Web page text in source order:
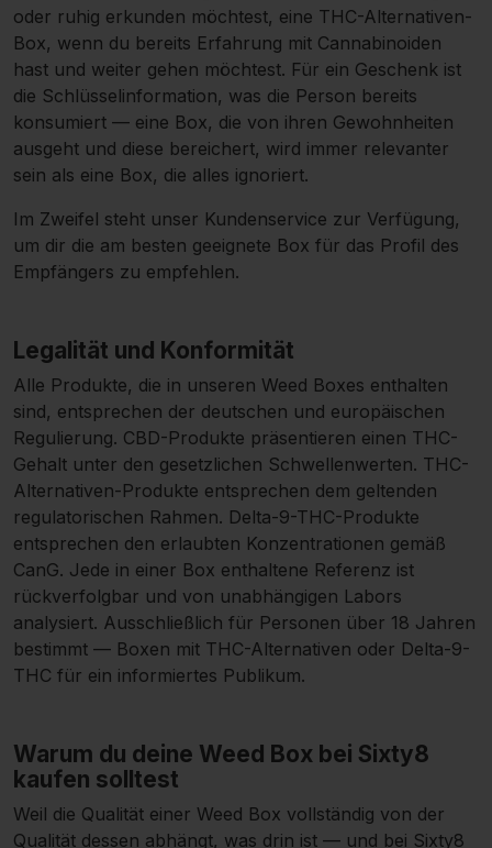
oder ruhig erkunden möchtest, eine THC-Alternativen-
Box, wenn du bereits Erfahrung mit Cannabinoiden
hast und weiter gehen möchtest. Für ein Geschenk ist
die Schlüsselinformation, was die Person bereits
konsumiert — eine Box, die von ihren Gewohnheiten
ausgeht und diese bereichert, wird immer relevanter
sein als eine Box, die alles ignoriert.
Im Zweifel steht unser Kundenservice zur Verfügung,
um dir die am besten geeignete Box für das Profil des
Empfängers zu empfehlen.
Legalität und Konformität
Alle Produkte, die in unseren Weed Boxes enthalten
sind, entsprechen der deutschen und europäischen
Regulierung. CBD-Produkte präsentieren einen THC-
Gehalt unter den gesetzlichen Schwellenwerten. THC-
Alternativen-Produkte entsprechen dem geltenden
regulatorischen Rahmen. Delta-9-THC-Produkte
entsprechen den erlaubten Konzentrationen gemäß
CanG. Jede in einer Box enthaltene Referenz ist
rückverfolgbar und von unabhängigen Labors
analysiert. Ausschließlich für Personen über 18 Jahren
bestimmt — Boxen mit THC-Alternativen oder Delta-9-
THC für ein informiertes Publikum.
Warum du deine Weed Box bei Sixty8
kaufen solltest
Weil die Qualität einer Weed Box vollständig von der
Qualität dessen abhängt, was drin ist — und bei Sixty8